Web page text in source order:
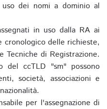
dei nomi a dominio al
in uso dalla RA ai
cronologico delle richieste,
Tecniche di Registrazione.
del ccTLD "sm" possono
società, associazioni e
per l'assegnazione di